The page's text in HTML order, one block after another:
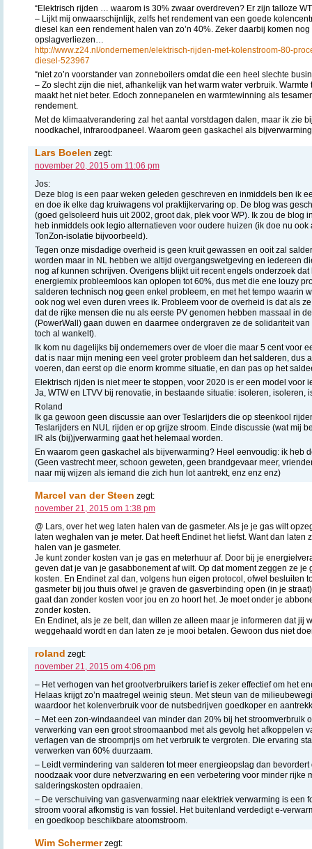
“Elektrisch rijden … waarom is 30% zwaar overdreven? Er zijn talloze
– Lijkt mij onwaarschijnlijk, zelfs het rendement van een goede
diesel kan een rendement halen van zo’n 40%. Zeker daarbij komen nog
opslagverliezen…
http://www.z24.nl/ondernemen/elektrisch-rijden-met-kolenstroom-80-
diesel-523967
“niet zo’n voorstander van zonneboilers omdat die een heel slechte
– Zo slecht zijn die niet, afhankelijk van het warm water verbruik.
maakt het niet beter. Edoch zonnepanelen en warmtewinning als
rendement.
Met de klimaatverandering zal het aantal vorstdagen dalen, maar ik zie
noodkachel, infraroodpaneel. Waarom geen gaskachel als
Lars Boelen zegt:
november 20, 2015 om 11:06 pm
Jos:
Deze blog is een paar weken geleden geschreven en inmiddels ben ik
en doe ik elke dag kruiwagens vol praktijkervaring op. De blog was
(goed geïsoleerd huis uit 2002, groot dak, plek voor WP). Ik zou de blog
heb inmiddels ook legio alternatieven voor oudere huizen (ik doe nu ook
TonZon-isolatie bijvoorbeeld).
Tegen onze misdadige overheid is geen kruit gewassen en ooit zal
worden maar in NL hebben we altijd overgangswetgeving en iedereen
nog af kunnen schrijven. Overigens blijkt uit recent engels onderzoek dat
energiemix probleemloos kan oplopen tot 60%, dus met die ene louzy
salderen technisch nog geen enkel probleem, en met het tempo waarin
ook nog wel even duren vrees ik. Probleem voor de overheid is dat als
dat de rijke mensen die nu als eerste PV genomen hebben massaal in
(PowerWall) gaan duwen en daarmee ondergraven ze de solidariteit
toch al wankelt).
Ik kom nu dagelijks bij ondernemers over de vloer die maar 5 cent voor
dat is naar mijn mening een veel groter probleem dan het salderen, dus
voeren, dan eerst op die enorm kromme situatie, en dan pas op het
Elektrisch rijden is niet meer te stoppen, voor 2020 is er een model voor
Ja, WTW en LTVV bij renovatie, in bestaande situatie: isoleren, isoleren,
Roland
Ik ga gewoon geen discussie aan over Teslarijders die op steenkool
Teslarijders en NUL rijden er op grijze stroom. Einde discussie (wat mij
IR als (bij)jverwarming gaat het helemaal worden.
En waarom geen gaskachel als bijverwarming? Heel eenvoudig: ik heb
(Geen vastrecht meer, schoon geweten, geen brandgevaar meer,
naar mij wijzen als iemand die zich hun lot aantrekt, enz enz enz)
Marcel van der Steen zegt:
november 21, 2015 om 1:38 pm
@ Lars, over het weg laten halen van de gasmeter. Als je je gas wilt
laten weghalen van je meter. Dat heeft Endinet het liefst. Want dan laten
halen van je gasmeter.
Je kunt zonder kosten van je gas en meterhuur af. Door bij je
geven dat je van je gasabbonement af wilt. Op dat moment zeggen ze je
kosten. En Endinet zal dan, volgens hun eigen protocol, ofwel besluiten
gasmeter bij jou thuis ofwel je graven de gasverbinding open (in je
gaat dan zonder kosten voor jou en zo hoort het. Je moet onder je
zonder kosten.
En Endinet, als je ze belt, dan willen ze alleen maar je informeren dat jij
weggehaald wordt en dan laten ze je mooi betalen. Gewoon dus niet
roland zegt:
november 21, 2015 om 4:06 pm
– Het verhogen van het grootverbruikers tarief is zeker effectief om het
Helaas krijgt zo’n maatregel weinig steun. Met steun van de
waardoor het kolenverbruik voor de nutsbedrijven goedkoper en
– Met een zon-windaandeel van minder dan 20% bij het stroomverbruik
verwerking van een groot stroomaanbod met als gevolg het afkoppelen
verlagen van de stroomprijs om het verbruik te vergroten. Die ervaring
verwerken van 60% duurzaam.
– Leidt vermindering van salderen tot meer energieopslag dan
noodzaak voor dure netverzwaring en een verbetering voor minder rijke
salderingskosten opdraaien.
– De verschuiving van gasverwarming naar elektriek verwarming is een
stroom vooral afkomstig is van fossiel. Het buitenland verdedigt e-
en goedkoop beschikbare atoomstroom.
Wim Schermerzegt: